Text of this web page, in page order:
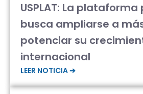
USPLAT: La
busca ampliarse a
potenciar su
internacional
LEER NOTICIA ➔